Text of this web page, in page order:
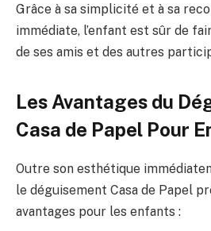
Grâce à sa simplicité et à sa
immédiate, l’enfant est sûr de
de ses amis et des autres
Les Avantages du
Casa de Papel Pour
Outre son esthétique
le déguisement Casa de Papel
avantages pour les enfants :